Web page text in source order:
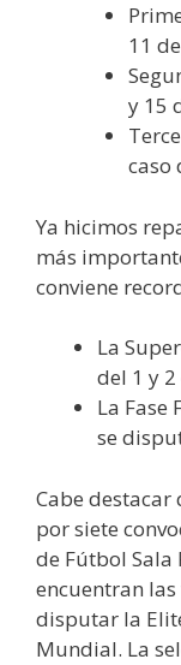
11
y 15
caso
Ya hicimos
más
conviene
La
del 1 y
La Fase
se
Cabe destacar
por siete
de Fútbol Sala
encuentran
disputar la
Mundial. La